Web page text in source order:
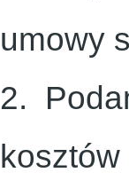
umowy
2.
kosztów